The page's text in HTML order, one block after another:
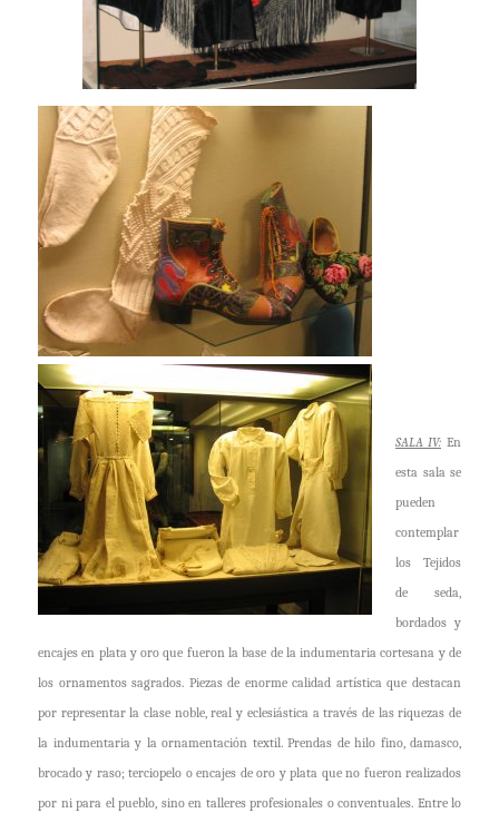
SALA IV: En
esta sala se
pueden
contemplar
los Tejidos
de seda,
bordados y
encajes en plata y oroque fueron la base de la indumentaria cortesana y de
los ornamentos sagrados. Piezas de enorme calidad artística que destacan
por representar la clase noble, real y eclesiástica a través de las riquezas de
la indumentaria y la ornamentación textil. Prendas de hilo fino, damasco,
brocado y raso; terciopelo o encajes de oro y plata que no fueron realizados
por ni para el pueblo, sino en talleres profesionales o conventuales. Entre lo